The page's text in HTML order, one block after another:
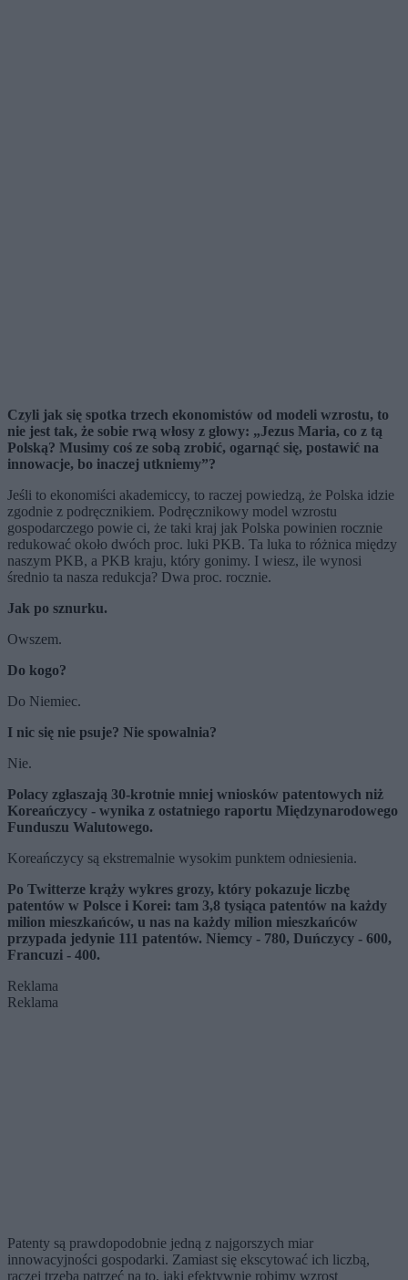
Czyli jak się spotka trzech ekonomistów od modeli wzrostu, to
nie jest tak, że sobie rwą włosy z głowy: „Jezus Maria, co z tą
Polską? Musimy coś ze sobą zrobić, ogarnąć się, postawić na
innowacje, bo inaczej utkniemy”?
Jeśli to ekonomiści akademiccy, to raczej powiedzą, że Polska idzie
zgodnie z podręcznikiem. Podręcznikowy model wzrostu
gospodarczego powie ci, że taki kraj jak Polska powinien rocznie
redukować około dwóch proc. luki PKB. Ta luka to różnica między
naszym PKB, a PKB kraju, który gonimy. I wiesz, ile wynosi
średnio ta nasza redukcja? Dwa proc. rocznie.
Jak po sznurku.
Owszem.
Do kogo?
Do Niemiec.
I nic się nie psuje? Nie spowalnia?
Nie.
Polacy zgłaszają 30-krotnie mniej wniosków patentowych niż
Koreańczycy - wynika z ostatniego raportu Międzynarodowego
Funduszu Walutowego.
Koreańczycy są ekstremalnie wysokim punktem odniesienia.
Po Twitterze krąży wykres grozy, który pokazuje liczbę
patentów w Polsce i Korei: tam 3,8 tysiąca patentów na każdy
milion mieszkańców, u nas na każdy milion mieszkańców
przypada jedynie 111 patentów. Niemcy - 780, Duńczycy - 600,
Francuzi - 400.
Reklama
Reklama
Patenty są prawdopodobnie jedną z najgorszych miar
innowacyjności gospodarki. Zamiast się ekscytować ich liczbą,
raczej trzeba patrzeć na to, jaki efektywnie robimy wzrost